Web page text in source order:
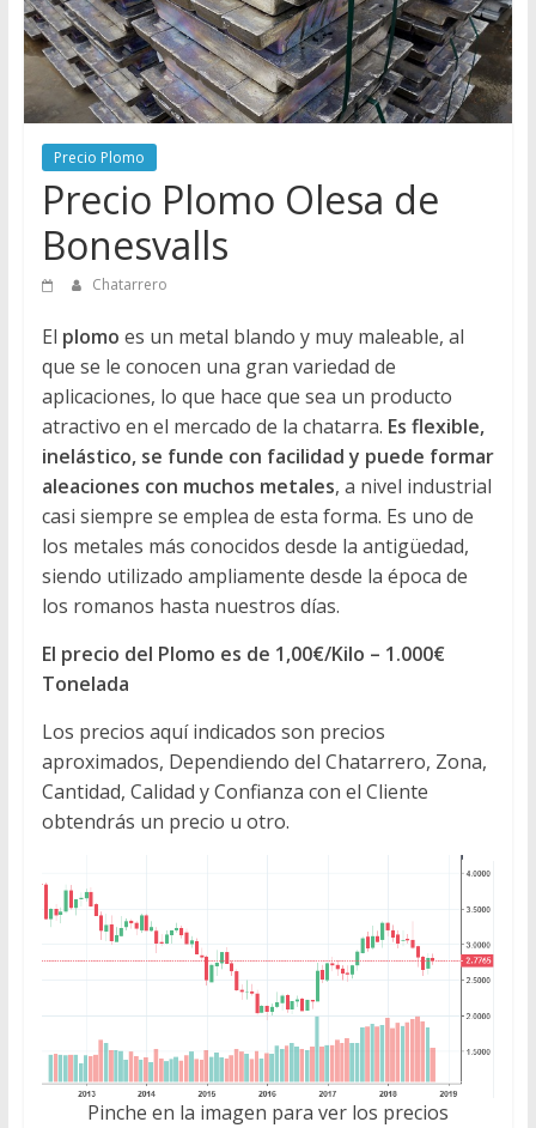
Directorio
de
Chatarreros
para
vender
Chatarra
Precio Plomo
Precio Plomo Olesa de
Bonesvalls
Chatarrero
El plomo es un metal blando y muy maleable, al
que se le conocen una gran variedad de
aplicaciones, lo que hace que sea un producto
atractivo en el mercado de la chatarra. Es flexible,
inelástico, se funde con facilidad y puede formar
aleaciones con muchos metales, a nivel industrial
casi siempre se emplea de esta forma. Es uno de
los metales más conocidos desde la antigüedad,
siendo utilizado ampliamente desde la época de
los romanos hasta nuestros días.
El precio del Plomo es de 1,00€/Kilo – 1.000€
Tonelada
Los precios aquí indicados son precios
aproximados, Dependiendo del Chatarrero, Zona,
Cantidad, Calidad y Confianza con el Cliente
obtendrás un precio u otro.
Pinche en la imagen para ver los precios